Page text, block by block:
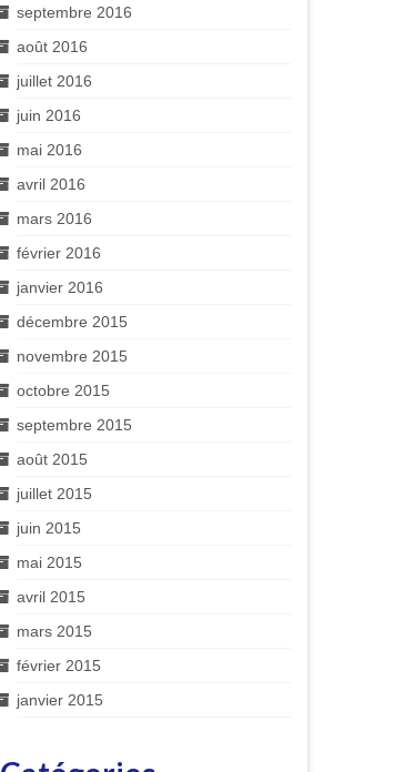
septembre 2016
août 2016
juillet 2016
juin 2016
mai 2016
avril 2016
mars 2016
février 2016
janvier 2016
décembre 2015
novembre 2015
octobre 2015
septembre 2015
août 2015
juillet 2015
juin 2015
mai 2015
avril 2015
mars 2015
février 2015
janvier 2015